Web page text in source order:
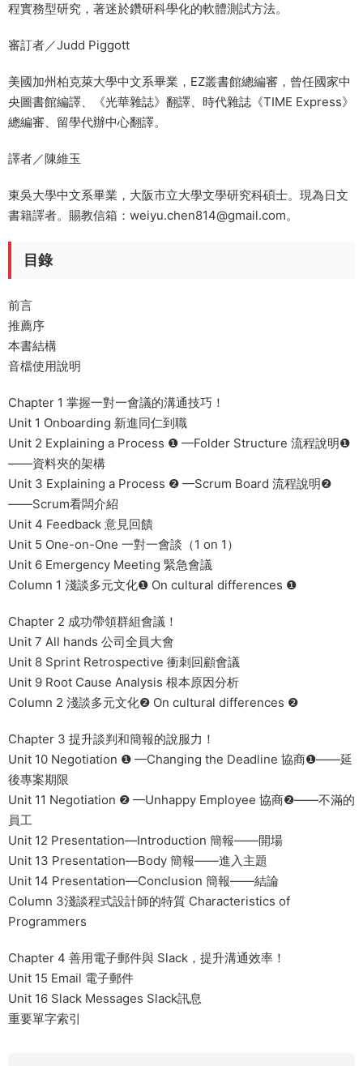
程實務型研究，著迷於鑽研科學化的軟體測試方法。
審訂者／Judd Piggott
美國加州柏克萊大學中文系畢業，EZ叢書館總編審，曾任國家中
央圖書館編譯、《光華雜誌》翻譯、時代雜誌《TIME Express》
總編審、留學代辦中心翻譯。
譯者／陳維玉
東吳大學中文系畢業，大阪市立大學文學研究科碩士。現為日文
書籍譯者。賜教信箱：weiyu.chen814@gmail.com。
目錄
前言
推薦序
本書結構
音檔使用說明
Chapter 1 掌握一對一會議的溝通技巧！
Unit 1 Onboarding 新進同仁到職
Unit 2 Explaining a Process ❶ —Folder Structure 流程說明❶
——資料夾的架構
Unit 3 Explaining a Process ❷ —Scrum Board 流程說明❷
——Scrum看闆介紹
Unit 4 Feedback 意見回饋
Unit 5 One-on-One 一對一會談（1 on 1）
Unit 6 Emergency Meeting 緊急會議
Column 1 淺談多元文化❶ On cultural differences ❶
Chapter 2 成功帶領群組會議！
Unit 7 All hands 公司全員大會
Unit 8 Sprint Retrospective 衝刺回顧會議
Unit 9 Root Cause Analysis 根本原因分析
Column 2 淺談多元文化❷ On cultural differences ❷
Chapter 3 提升談判和簡報的說服力！
Unit 10 Negotiation ❶ —Changing the Deadline 協商❶——延
後專案期限
Unit 11 Negotiation ❷ —Unhappy Employee 協商❷——不滿的
員工
Unit 12 Presentation—Introduction 簡報——開場
Unit 13 Presentation—Body 簡報——進入主題
Unit 14 Presentation—Conclusion 簡報——結論
Column 3淺談程式設計師的特質 Characteristics of
Programmers
Chapter 4 善用電子郵件與 Slack，提升溝通效率！
Unit 15 Email 電子郵件
Unit 16 Slack Messages Slack訊息
重要單字索引